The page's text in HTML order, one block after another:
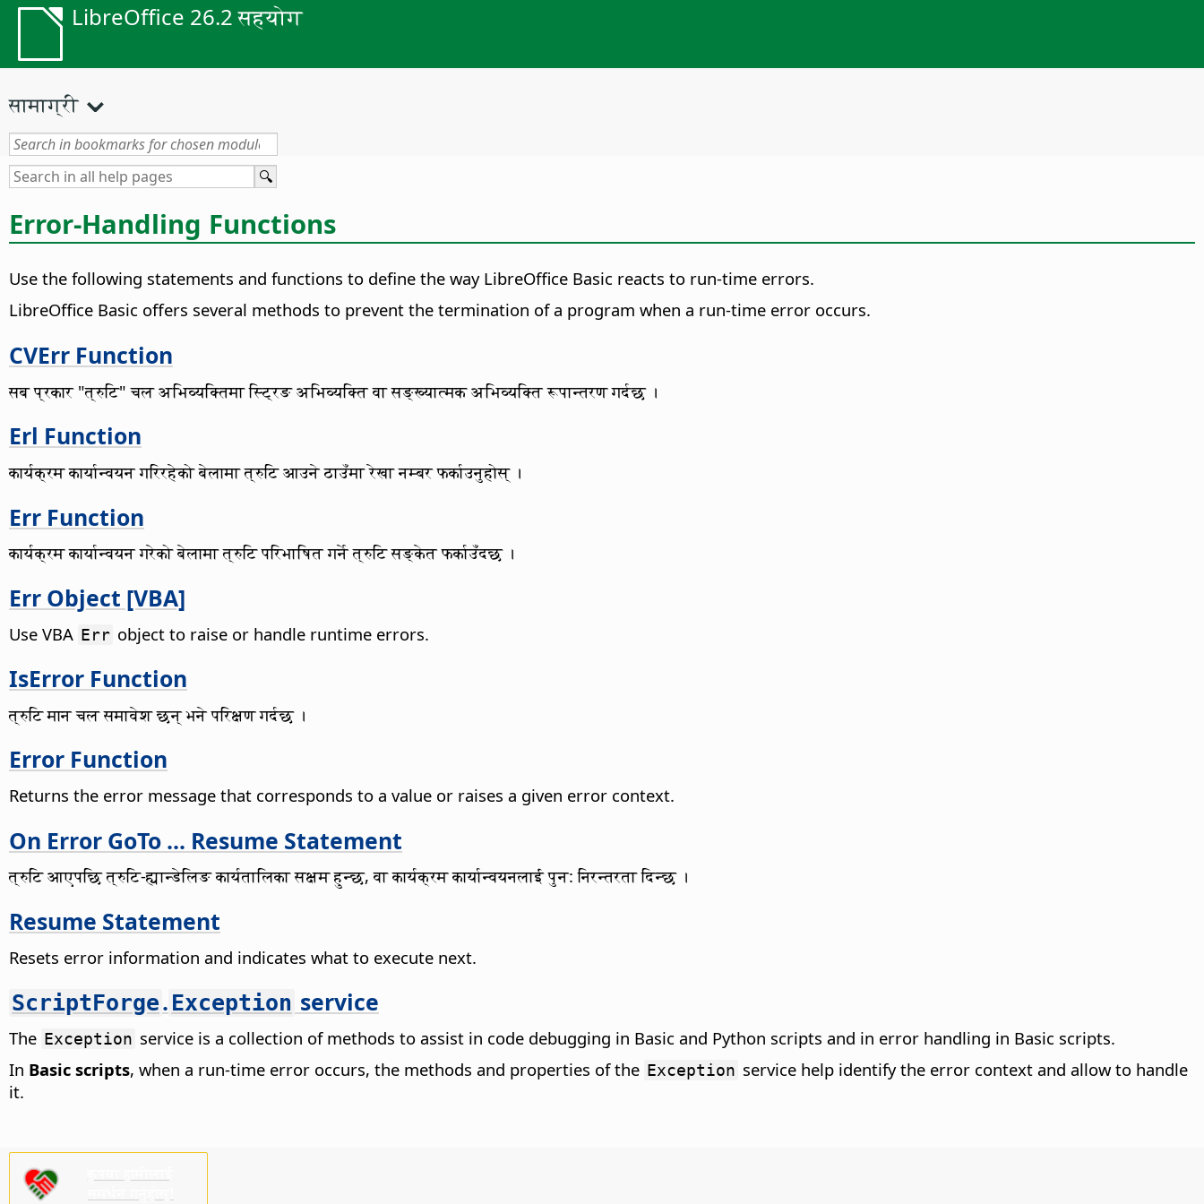
LibreOffice 26.2 सहयोग
सामाग्री
Error-Handling Functions
Use the following statements and functions to define the way LibreOffice Basic reacts to run-time errors.
LibreOffice Basic offers several methods to prevent the termination of a program when a run-time error occurs.
CVErr Function
सब प्रकार "त्रुटि" चल अभिव्यक्तिमा स्ट्रिङ अभिव्यक्ति वा सङ्ख्यात्मक अभिव्यक्ति रूपान्तरण गर्दछ ।
Erl Function
कार्यक्रम कार्यान्वयन गरिरहेको बेलामा त्रुटि आउने ठाउँमा रेखा नम्बर फर्काउनुहोस् ।
Err Function
कार्यक्रम कार्यान्वयन गरेको बेलामा त्रुटि परिभाषित गर्ने त्रुटि सङ्केत फर्काउँदछ ।
Err Object [VBA]
Use VBA Err object to raise or handle runtime errors.
IsError Function
त्रुटि मान चल समावेश छन् भने परिक्षण गर्दछ ।
Error Function
Returns the error message that corresponds to a value or raises a given error context.
On Error GoTo ... Resume Statement
त्रुटि आएपछि त्रुटि-ह्यान्डेलिङ कार्यतालिका सक्षम हुन्छ, वा कार्यक्रम कार्यान्वयनलाई पुन: निरन्तरता दिन्छ ।
Resume Statement
Resets error information and indicates what to execute next.
ScriptForge. Exception service
The Exception service is a collection of methods to assist in code debugging in Basic and Python scripts and in error handling in Basic scripts.
In Basic scripts, when a run-time error occurs, the methods and properties of the Exception service help identify the error context and allow to handle
it.